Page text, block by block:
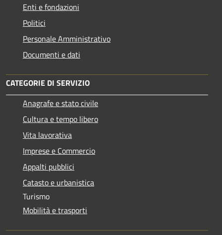
Enti e fondazioni
Politici
Personale Amministrativo
Documenti e dati
CATEGORIE DI SERVIZIO
Anagrafe e stato civile
Cultura e tempo libero
Vita lavorativa
Imprese e Commercio
Appalti pubblici
Catasto e urbanistica
Turismo
Mobilità e trasporti